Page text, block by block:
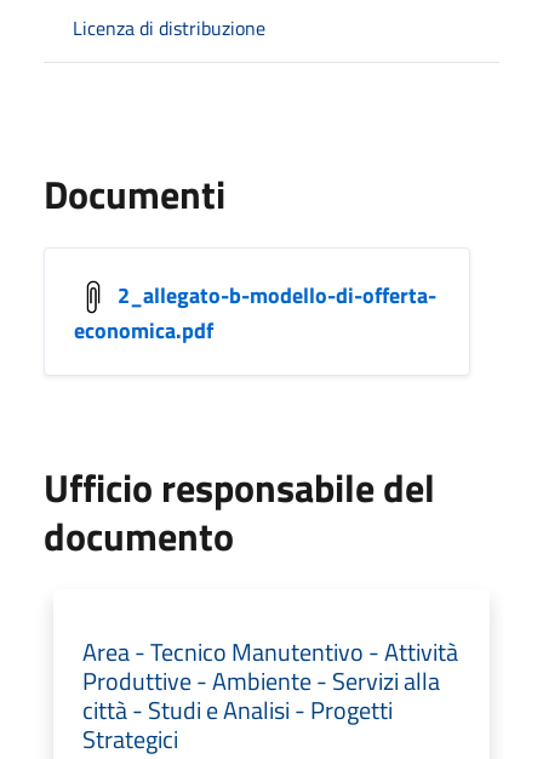
Licenza di distribuzione
Documenti
2_allegato-b-modello-di-offerta-
economica.pdf
Ufficio responsabile del
documento
Area - Tecnico Manutentivo - Attività
Produttive - Ambiente - Servizi alla
città - Studi e Analisi - Progetti
Strategici